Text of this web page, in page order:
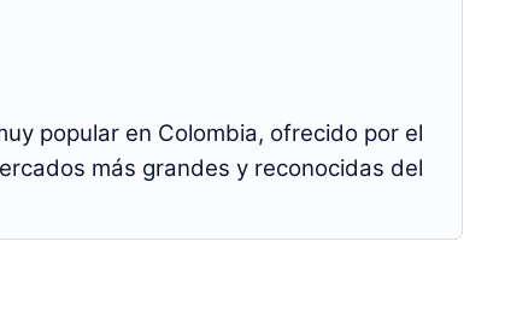
popular en Colombia, ofrecido por el
más grandes y reconocidas del